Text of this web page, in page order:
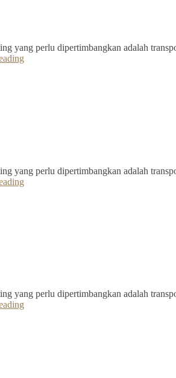
yang perlu dipertimbangkan adalah
yang perlu dipertimbangkan adalah
yang perlu dipertimbangkan adalah